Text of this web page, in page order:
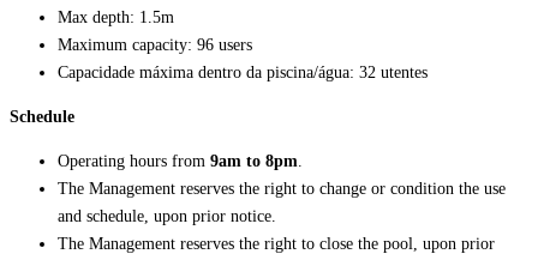
Max depth: 1.5m
Maximum capacity: 96 users
Capacidade máxima dentro da piscina/água: 32 utentes
Schedule
Operating hours from 9am to 8pm
The Management reserves the right to change or condition the use
and schedule, upon prior notice.
The Management reserves the right to close the pool, upon prior